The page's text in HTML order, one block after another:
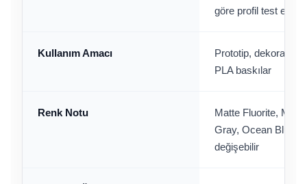
göre profil test
Kullanım Amacı
Prototip, dekoratif
PLA baskılar
Renk Notu
Matte Fluorite,
Gray, Ocean Blue
değişebilir